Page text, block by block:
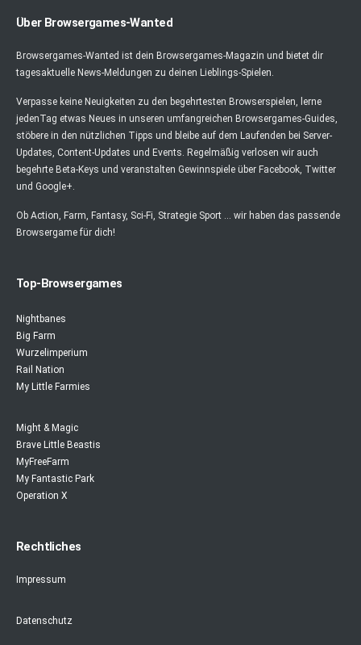
Über Browsergames-Wanted
Browsergames-Wanted ist dein Browsergames-Magazin und bietet dir
tagesaktuelle News-Meldungen zu deinen Lieblings-Spielen.
Verpasse keine Neuigkeiten zu den begehrtesten Browserspielen, lerne
jedenTag etwas Neues in unseren umfangreichen Browsergames-Guides,
stöbere in den nützlichen Tipps und bleibe auf dem Laufenden bei Server-
Updates, Content-Updates und Events. Regelmäßig verlosen wir auch
begehrte Beta-Keys und veranstalten Gewinnspiele über Facebook, Twitter
und Google+.
Ob Action, Farm, Fantasy, Sci-Fi, Strategie Sport ... wir haben das passende
Browsergame für dich!
Top-Browsergames
Nightbanes
Big Farm
Wurzelimperium
Rail Nation
My Little Farmies
Might & Magic
Brave Little Beastis
MyFreeFarm
My Fantastic Park
Operation X
Rechtliches
Impressum
Datenschutz